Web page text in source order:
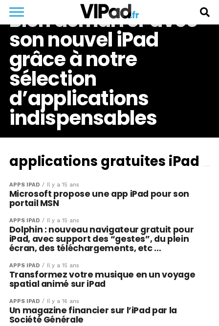
Bien démarrer avec
son nouvel iPad
grâce à notre
sélection
d’applications
indispensables
applications gratuites iPad
APPS IPAD Il y a 15 ans
Microsoft propose une app iPad pour son
portail MSN
APPS IPAD Il y a 15 ans
Dolphin : nouveau navigateur gratuit pour
iPad, avec support des “gestes”, du plein
écran, des téléchargements, etc …
APPS IPAD Il y a 15 ans
Transformez votre musique en un voyage
spatial animé sur iPad
APPS IPAD Il y a 16 ans
Un magazine financier sur l’iPad par la
Société Générale